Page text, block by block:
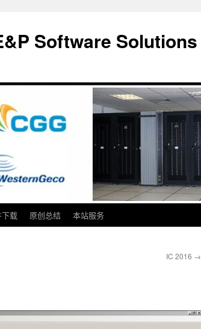
Software Solutions
载 原创总结 本站服务
IC 2016 →